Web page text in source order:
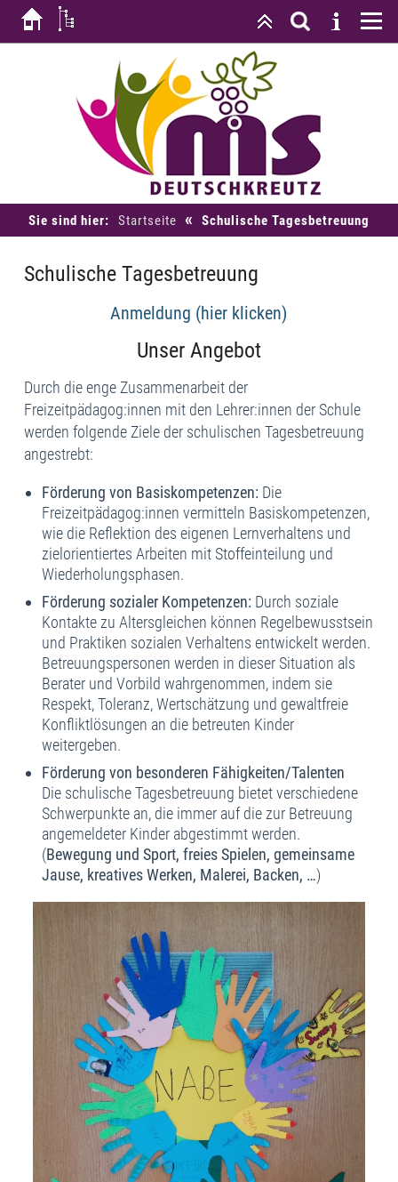
Sie sind hier: Startseite « Schulische Tagesbetreuung
Schulische Tagesbetreuung
Anmeldung (hier klicken)
Unser Angebot
Durch die enge Zusammenarbeit der
Freizeitpädagog:innen mit den Lehrer:innen der Schule
werden folgende Ziele der schulischen Tagesbetreuung
angestrebt:
Förderung von Basiskompetenzen: Die
Freizeitpädagog:innen vermitteln Basiskompetenzen,
wie die Reflektion des eigenen Lernverhaltens und
zielorientiertes Arbeiten mit Stoffeinteilung und
Wiederholungsphasen.
Förderung sozialer Kompetenzen: Durch soziale
Kontakte zu Altersgleichen können Regelbewusstsein
und Praktiken sozialen Verhaltens entwickelt werden.
Betreuungspersonen werden in dieser Situation als
Berater und Vorbild wahrgenommen, indem sie
Respekt, Toleranz, Wertschätzung und gewaltfreie
Konfliktlösungen an die betreuten Kinder
weitergeben.
Förderung von besonderen Fähigkeiten/Talenten
Die schulische Tagesbetreuung bietet verschiedene
Schwerpunkte an, die immer auf die zur Betreuung
angemeldeter Kinder abgestimmt werden.
(Bewegung und Sport, freies Spielen, gemeinsame
Jause, kreatives Werken, Malerei, Backen, …)